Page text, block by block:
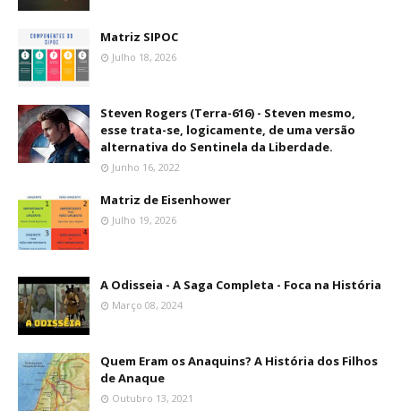
Matriz SIPOC
Julho 18, 2026
Steven Rogers (Terra-616) - Steven mesmo,
esse trata-se, logicamente, de uma versão
alternativa do Sentinela da Liberdade.
Junho 16, 2022
Matriz de Eisenhower
Julho 19, 2026
A Odisseia - A Saga Completa - Foca na História
Março 08, 2024
Quem Eram os Anaquins? A História dos Filhos
de Anaque
Outubro 13, 2021